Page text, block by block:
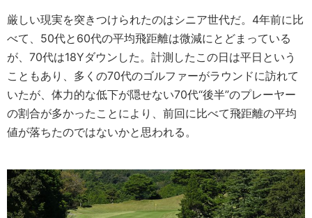
厳しい現実を突きつけられたのはシニア世代だ。4年前に比
べて、50代と60代の平均飛距離は微減にとどまっている
が、70代は18Yダウンした。計測したこの日は平日という
こともあり、多くの70代のゴルファーがラウンドに訪れて
いたが、体力的な低下が隠せない70代“後半”のプレーヤー
の割合が多かったことにより、前回に比べて飛距離の平均
値が落ちたのではないかと思われる。